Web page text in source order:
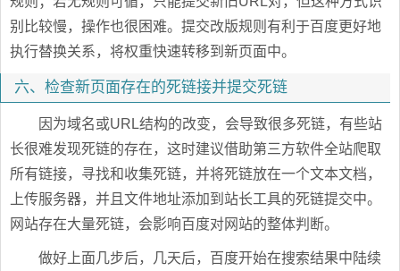
别比较慢，操作也很困难。提交改版规则有利于百度更好地
执行替换关系，将权重快速转移到新页面中。
六、检查新页面存在的死链接并提交死链
因为域名或URL结构的改变，会导致很多死链，有些站
长很难发现死链的存在，这时建议借助第三方软件全站爬取
所有链接，寻找和收集死链，并将死链放在一个文本文档，
上传服务器，并且文件地址添加到站长工具的死链提交中。
网站存在大量死链，会影响百度对网站的整体判断。
做好上面几步后，几天后，百度开始在搜索结果中陆续